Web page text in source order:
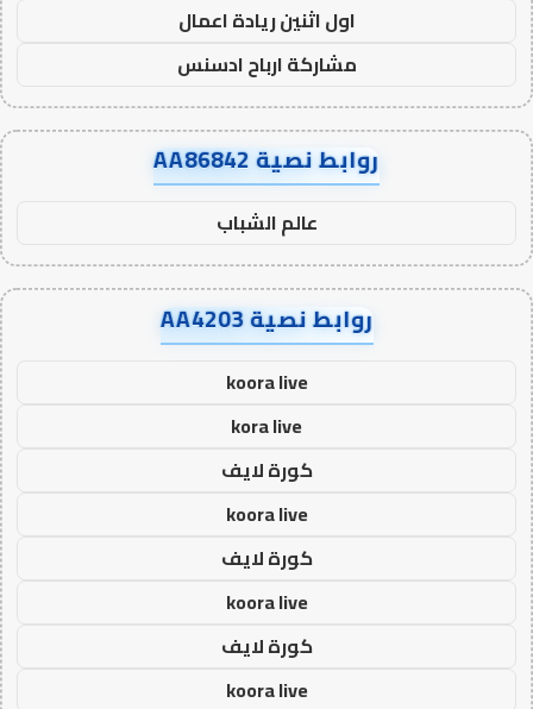
اول اثنين ريادة اعمال
مشاركة ارباح ادسنس
روابط نصية AA86842
عالم الشباب
روابط نصية AA4203
koora live
kora live
كورة لايف
koora live
كورة لايف
koora live
كورة لايف
koora live